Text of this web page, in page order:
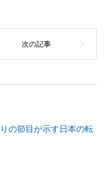
の節目が示す日本の転